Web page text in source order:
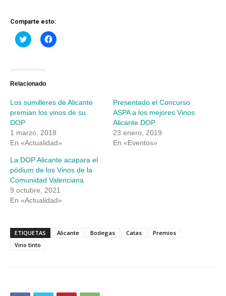
Comparte esto:
Haz
clic
Twitter
abre
ventana
nueva)
Haz
clic
ventana
nueva)
Relacionado
Los sumilleres de Alicante
premian los vinos de su
DOP
1 marzo, 2018
En «Actualidad»
Presentado el Concurso
ASPA a los mejores Vinos
Alicante DOP
23 enero, 2019
En «Eventos»
La DOP Alicante acapara el
pódium de los Vinos de la
Comunidad Valenciana
9 octubre, 2021
En «Actualidad»
ETIQUETAS Alicante Bodegas Catas
Premios
Vino tinto